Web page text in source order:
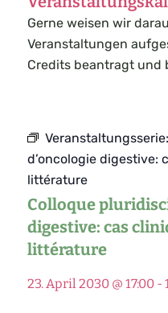
Gerne weisen wir
Veranstaltungen
Credits beantragt und
Veranstaltungsserie:
d’oncologie digestive:
littérature
Colloque
digestive: cas
littérature
23. April 2030 @ 17:00-